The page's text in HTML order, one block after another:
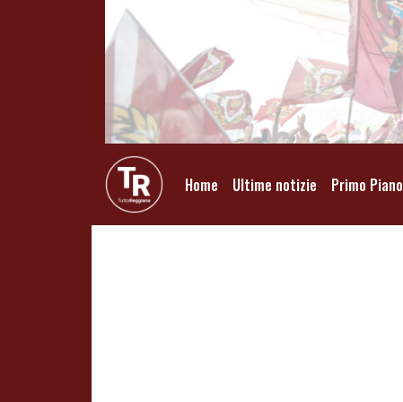
Home Ultime notizie Primo Piano